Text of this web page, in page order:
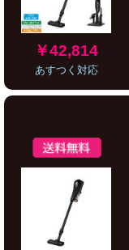
￥42,814
あすつく対応